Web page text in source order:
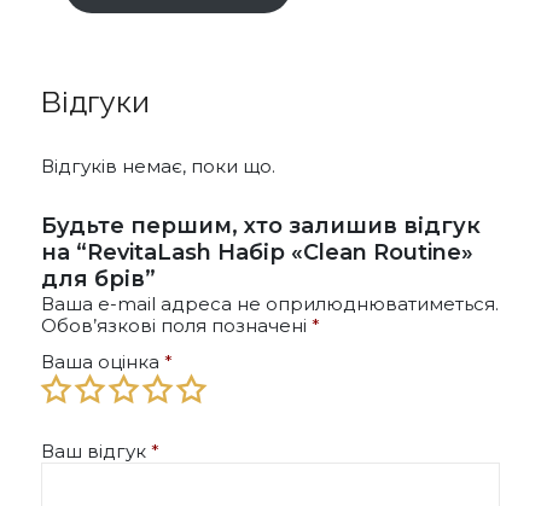
Відгуки
Відгуків немає, поки що.
Будьте першим, хто залишив відгук
на “RevitaLash Набір «Clean Routine»
для брів”
Ваша e-mail адреса не оприлюднюватиметься.
Обов’язкові поля позначені *
Ваша оцінка *
Ваш відгук *